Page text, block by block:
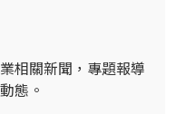
相關新聞，專題報導
態。